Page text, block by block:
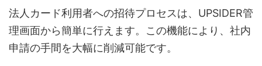
法人カード利用者への招待プロセスは、UPSIDER管
理画面から簡単に行えます。この機能により、社内
申請の手間を大幅に削減可能です。